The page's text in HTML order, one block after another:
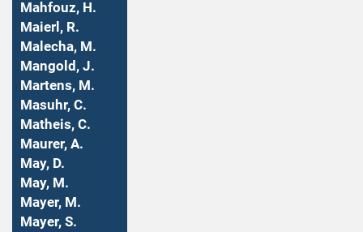
Mahfouz, H.
Maierl, R.
Malecha, M.
Mangold, J.
Martens, M.
Masuhr, C.
Matheis, C.
Maurer, A.
May, D.
May, M.
Mayer, M.
Mayer, S.